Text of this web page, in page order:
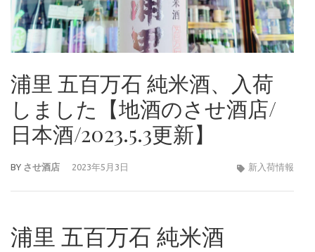
浦里 五百万石 純米酒、入荷
しました【地酒のさせ酒店/
日本酒/2023.5.3更新】
BY させ酒店 2023年5月3日 新入荷情報
浦里 五百万石 純米酒